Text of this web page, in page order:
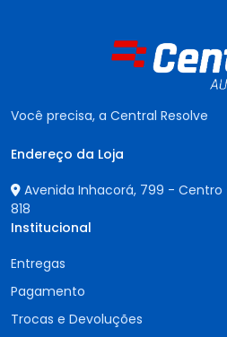
Você precisa, a Central Resolve
Endereço da Loja
Avenida Inhacorá, 799 - Centro
818
Institucional
Entregas
Pagamento
Trocas e Devoluções